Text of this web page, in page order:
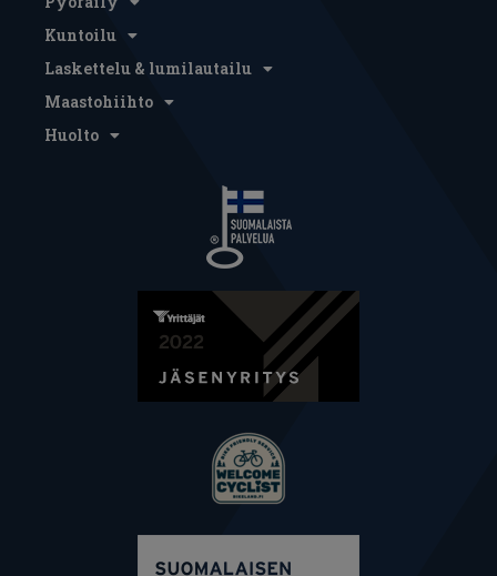
Kuntoilu
Laskettelu & lumilautailu
Maastohiihto
Huolto